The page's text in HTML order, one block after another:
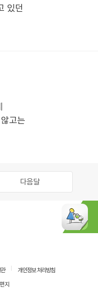
있던
고는
다음달
개인정보 처리방침
지